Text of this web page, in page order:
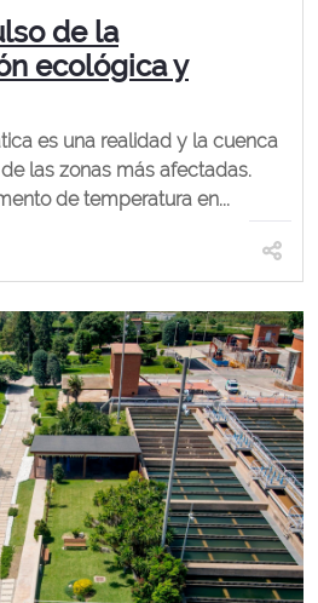
de la
ecológica y
es una realidad y la cuenca
las zonas más afectadas.
de temperatura en...